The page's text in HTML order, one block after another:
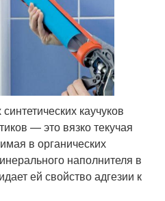
каучуков
— это вязко текучая
в органических
наполнителя в
ей свойство адгезии к